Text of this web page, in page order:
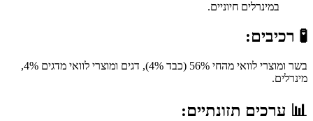
במינרלים חיוניים.
🧪 רכיבים:
בשר ומוצרי לוואי מהחי 56% (כבד 4%), דגים ומוצרי לוואי מדגים 4%,
מינרלים.
📊 ערכים תזונתיים: